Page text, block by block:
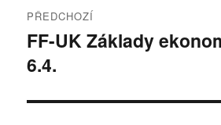
pro
příspěvek
PŘEDCHOZÍ
Předchozí
příspěvek:
FF-UK Základy
6.4.